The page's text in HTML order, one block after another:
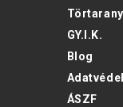
GY.I.K.
Blog
ÁSZF